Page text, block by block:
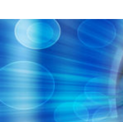
to
contentvinivida.lk